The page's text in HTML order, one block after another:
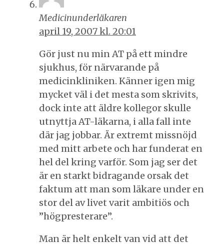
Medicinunderläkaren
april 19, 2007 kl. 20:01
Gör just nu min AT på ett mindre
sjukhus, för närvarande på
medicinkliniken. Känner igen mig
mycket väl i det mesta som skrivits,
dock inte att äldre kollegor skulle
utnyttja AT-läkarna, i alla fall inte
där jag jobbar. Är extremt missnöjd
med mitt arbete och har funderat en
hel del kring varför. Som jag ser det
är en starkt bidragande orsak det
faktum att man som läkare under en
stor del av livet varit ambitiös och
”högpresterare”.
Man är helt enkelt van vid att det